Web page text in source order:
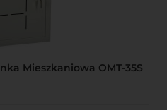
Mieszkaniowa OMT-35S